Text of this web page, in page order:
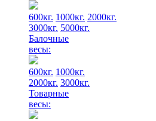
600кг. 1000кг. 2000кг.
3000кг. 5000кг.
Балочные
весы:
600кг. 1000кг.
2000кг. 3000кг.
Товарные
весы: